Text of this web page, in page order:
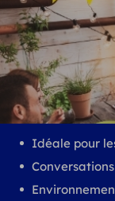
Idéale pour